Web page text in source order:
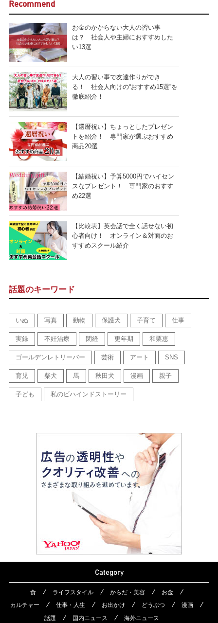
Recommend
お金のかからない大人の習い事
は？ 社会人や主婦におすすめした
い13選
大人の習い事で友達作りができ
る！ 社会人向けの“おすすめ15選”を
徹底紹介！
【還暦祝い】ちょっとしたプレゼン
トを紹介！ 専門家が選ぶおすすめ
商品20選
【結婚祝い】予算5000円でハイセン
スなプレゼント！ 専門家のおすす
め22選
【比較表】英会話で全く話せない初
心者向け！ オンライン＆対面のお
すすめスクール紹介
話題のキーワード
いぬ 写真 動物 保護犬 子育て 仕事
実録 不妊治療 閉経 更年期 和栗恵
ゴールデンレトリーバー 芸術 アート SNS
育児 柴犬 馬 秋田犬 漫画 親子
子ども 私のビハインドストーリー
Category
食 ライフスタイル からだ・美容
お金
カルチャー
仕事・人生 お出かけ どうぶつ
漫画
話題
国内ニュース 海外ニュース